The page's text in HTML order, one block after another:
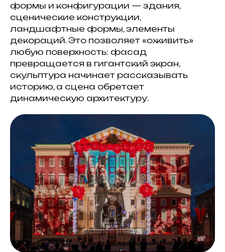
формы и конфигурации — здания,
сценические конструкции,
ландшафтные формы, элементы
декораций. Это позволяет «оживить»
любую поверхность: фасад
превращается в гигантский экран,
скульптура начинает рассказывать
историю, а сцена обретает
динамическую архитектуру.